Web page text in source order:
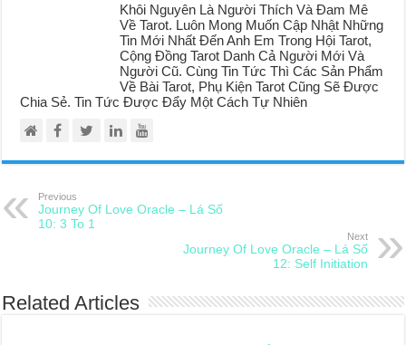
Khôi Nguyên Là Người Thích Và Đam Mê
Về Tarot. Luôn Mong Muốn Cập Nhật Những
Tin Mới Nhất Đến Anh Em Trong Hội Tarot,
Cộng Đồng Tarot Danh Cả Người Mới Và
Người Cũ. Cùng Tin Tức Thì Các Sản Phẩm
Về Bài Tarot, Phụ Kiện Tarot Cũng Sẽ Được
Chia Sẻ. Tin Tức Được Đẩy Một Cách Tự Nhiên
Previous
Journey Of Love Oracle – Lá Số
10: 3 To 1
Next
Journey Of Love Oracle – Lá Số
12: Self Initiation
Related Articles